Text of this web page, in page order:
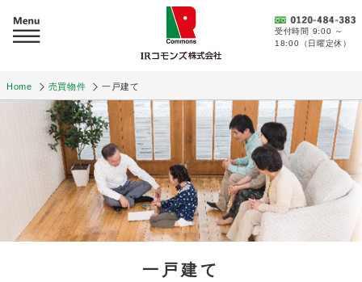
受付時間 9:00 ～
18:00（日曜定休）
Home 売買物件 一戸建て
一戸建て